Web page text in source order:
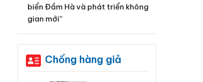
biển Đầm Hà và phát triển không
gian mới”
Chống hàng giả